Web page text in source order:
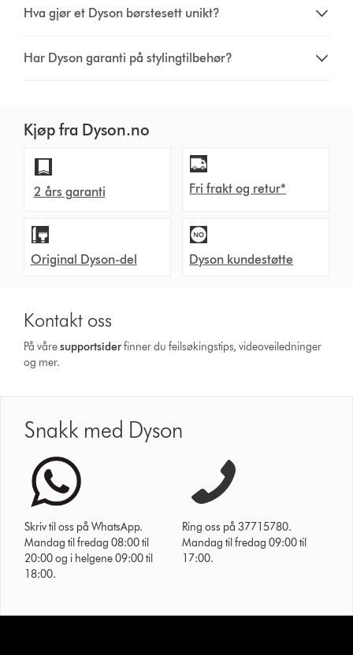
Hva gjør et Dyson børstesett unikt?
Har Dyson garanti på stylingtilbehør?
Kjøp fra Dyson.no
2 års garanti Fri frakt og retur*
Original Dyson-del Dyson kundestøtte
Kontakt oss
På våresupportsiderfinner du feilsøkingstips, videoveiledninger
og mer.
Snakk med Dyson
Skriv til oss på WhatsApp.
Mandag til fredag 08:00 til
20:00 og i helgene 09:00 til
18:00.
Ring oss på 37715780.
Mandag til fredag 09:00 til
17:00.